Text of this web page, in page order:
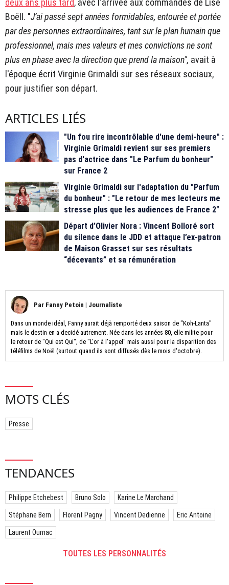
deux ans plus tard, avec l'arrivée aux commandes de Lise
Boëll. "J’ai passé sept années formidables, entourée et portée
par des personnes extraordinaires, tant sur le plan humain que
professionnel, mais mes valeurs et mes convictions ne sont
plus en phase avec la direction que prend la maison", avait à
l'époque écrit Virginie Grimaldi sur ses réseaux sociaux,
pour justifier son départ.
ARTICLES LIÉS
"Un fou rire incontrôlable d'une demi-heure" :
Virginie Grimaldi revient sur ses premiers
pas d'actrice dans "Le Parfum du bonheur"
sur France 2
Virginie Grimaldi sur l'adaptation du "Parfum
du bonheur" : "Le retour de mes lecteurs me
stresse plus que les audiences de France 2"
Départ d’Olivier Nora : Vincent Bolloré sort
du silence dans le JDD et attaque l’ex-patron
de Maison Grasset sur ses résultats
“décevants” et sa rémunération
Par Fanny Petoin | Journaliste
Dans un monde idéal, Fanny aurait déjà remporté deux saison de "Koh-Lanta"
mais le destin en a decidé autrement. Née dans les années 80, elle milite pour
le retour de "Qui est Qui", de "L'or à l'appel" mais aussi pour la disparition des
téléfilms de Noël (surtout quand ils sont diffusés dès le mois d'octobre).
MOTS CLÉS
Presse
TENDANCES
Philippe Etchebest Bruno Solo Karine Le Marchand
Stéphane Bern Florent Pagny Vincent Dedienne Eric Antoine
Laurent Ournac
TOUTES LES PERSONNALITÉS